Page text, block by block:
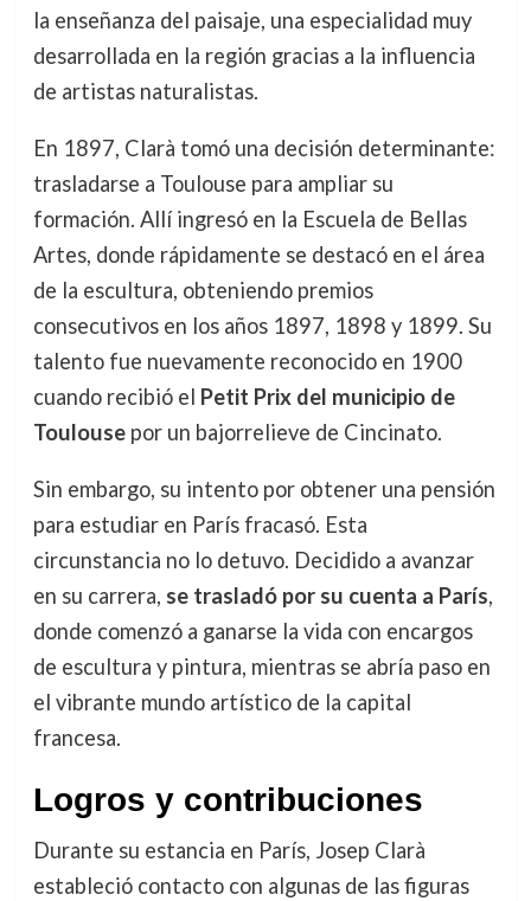
la enseñanza del paisaje, una especialidad muy
desarrollada en la región gracias a la influencia
de artistas naturalistas.
En 1897, Clarà tomó una decisión determinante:
trasladarse a Toulouse para ampliar su
formación. Allí ingresó en la Escuela de Bellas
Artes, donde rápidamente se destacó en el área
de la escultura, obteniendo premios
consecutivos en los años 1897, 1898 y 1899. Su
talento fue nuevamente reconocido en 1900
cuando recibió el Petit Prix del municipio de
Toulousepor un bajorrelieve de Cincinato.
Sin embargo, su intento por obtener una pensión
para estudiar en París fracasó. Esta
circunstancia no lo detuvo. Decidido a avanzar
en su carrera, se trasladó por su cuenta a París,
donde comenzó a ganarse la vida con encargos
de escultura y pintura, mientras se abría paso en
el vibrante mundo artístico de la capital
francesa.
Logros y contribuciones
Durante su estancia en París, Josep Clarà
estableció contacto con algunas de las figuras